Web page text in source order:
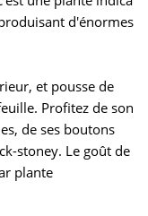
d'énormes
et pousse de
Profitez de son
de ses boutons
stoney. Le goût de
plante